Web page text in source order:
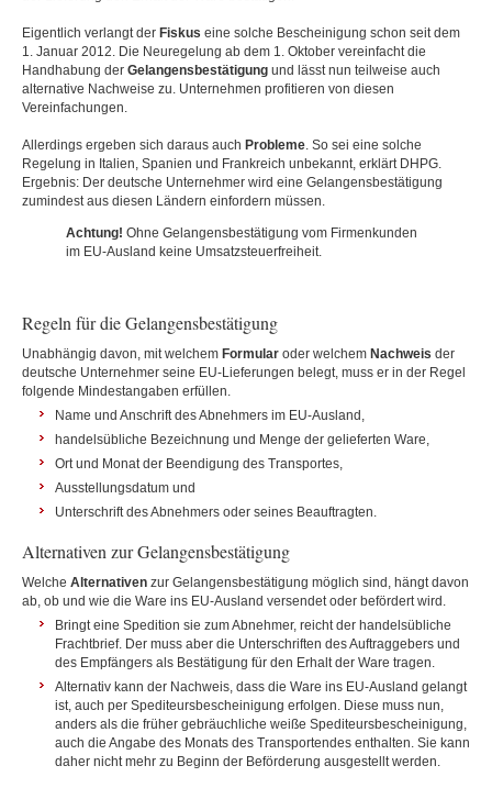
Eigentlich verlangt der Fiskus eine solche Bescheinigung schon seit dem
1. Januar 2012. Die Neuregelung ab dem 1. Oktober vereinfacht die
Handhabung der Gelangensbestätigung und lässt nun teilweise auch
alternative Nachweise zu. Unternehmen profitieren von diesen
Vereinfachungen.
Allerdings ergeben sich daraus auch Probleme. So sei eine solche
Regelung in Italien, Spanien und Frankreich unbekannt, erklärt DHPG.
Ergebnis: Der deutsche Unternehmer wird eine Gelangensbestätigung
zumindest aus diesen Ländern einfordern müssen.
Achtung! Ohne Gelangensbestätigung vom Firmenkunden
im EU-Ausland keine Umsatzsteuerfreiheit.
Regeln für die Gelangensbestätigung
Unabhängig davon, mit welchem Formular oder welchem Nachweis der
deutsche Unternehmer seine EU-Lieferungen belegt, muss er in der Regel
folgende Mindestangaben erfüllen.
Name und Anschrift des Abnehmers im EU-Ausland,
handelsübliche Bezeichnung und Menge der gelieferten Ware,
Ort und Monat der Beendigung des Transportes,
Ausstellungsdatum und
Unterschrift des Abnehmers oder seines Beauftragten.
Alternativen zur Gelangensbestätigung
Welche Alternativen zur Gelangensbestätigung möglich sind, hängt davon
ab, ob und wie die Ware ins EU-Ausland versendet oder befördert wird.
Bringt eine Spedition sie zum Abnehmer, reicht der handelsübliche
Frachtbrief. Der muss aber die Unterschriften des Auftraggebers und
des Empfängers als Bestätigung für den Erhalt der Ware tragen.
Alternativ kann der Nachweis, dass die Ware ins EU-Ausland gelangt
ist, auch per Spediteursbescheinigung erfolgen. Diese muss nun,
anders als die früher gebräuchliche weiße Spediteursbescheinigung,
auch die Angabe des Monats des Transportendes enthalten. Sie kann
daher nicht mehr zu Beginn der Beförderung ausgestellt werden.